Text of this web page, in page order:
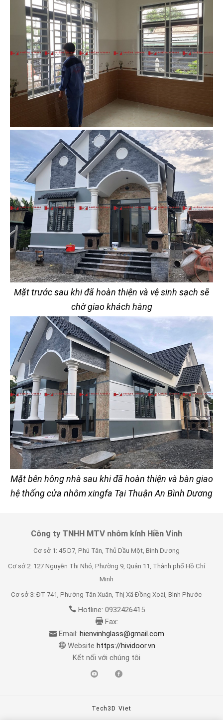
Mặt trước sau khi đã hoàn thiện và vệ sinh sạch sẽ
chờ giao khách hàng
Mặt bên hông nhà sau khi đã hoàn thiện và bàn giao
hệ thống cửa nhôm xingfa Tại Thuận An Bình Dương
Công ty TNHH MTV nhôm kính Hiền Vinh
Cơ sở 1: 45 D7, Phú Tân, Thủ Dầu Một, Bình Dương
Cơ sở 2: 127 Nguyễn Thị Nhỏ, Phường 9, Quận 11, Thành phố Hồ Chí
Minh
Cơ sở 3: ĐT 741, Phường Tân Xuân, Thị Xã Đồng Xoài, Bình Phước
Hotline: 0932426415
Fax:
Email: hienvinhglass@gmail.com
Website https://hividoor.vn
Kết nối với chúng tôi
Tech3D Viet